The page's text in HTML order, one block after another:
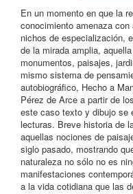
En un momento en que la
conocimiento amenaza
nichos de especialización,
de la mirada amplia,
monumentos, paisajes,
mismo sistema de
autobiográfico, Hecho a
Pérez de Arce a partir de
este caso texto y dibujo se
lecturas. Breve historia de
aquellas nociones de
siglo pasado, mostrando
naturaleza no sólo no es
manifestaciones
a la vida cotidiana que las